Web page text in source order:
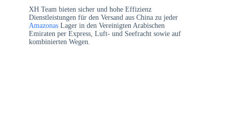
XH Team bieten sicher und hohe Effizienz
Dienstleistungen für den Versand aus China zu jeder
AmazonasLager in den Vereinigten Arabischen
Emiraten per Express, Luft- und Seefracht sowie auf
kombinierten Wegen.